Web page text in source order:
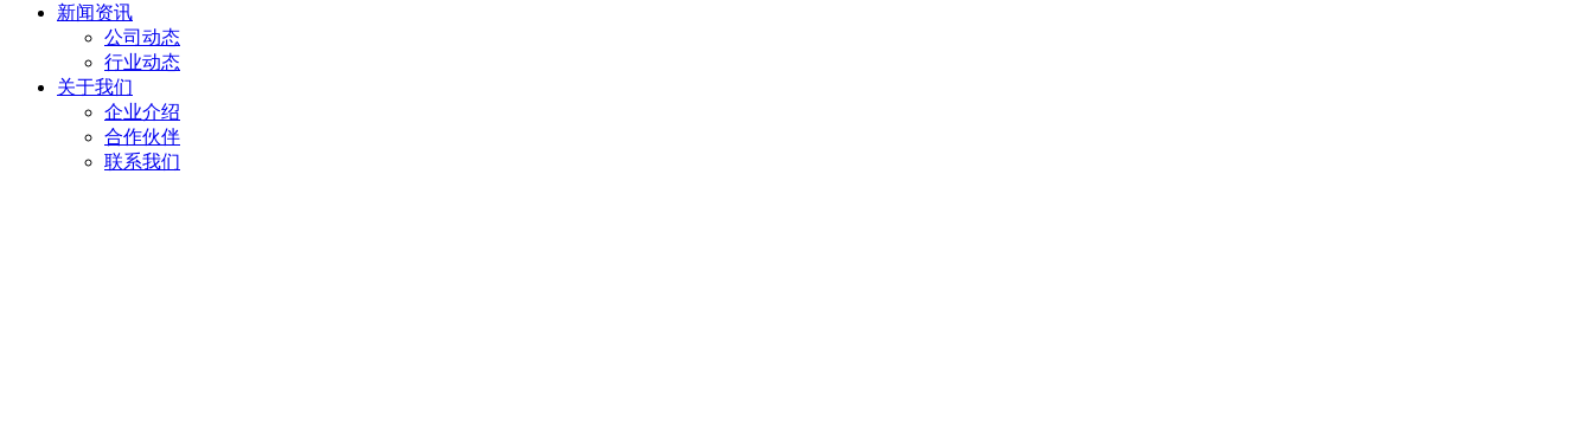
新闻资讯
公司动态
行业动态
关于我们
企业介绍
合作伙伴
联系我们